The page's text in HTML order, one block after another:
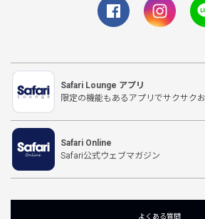
Safari Lounge アプリ
限定の機能もあるアプリでサクサク
Safari Online
Safari公式ウェブマガジン
よくある質問